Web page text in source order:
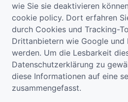
wie Sie sie deaktivieren
cookie policy. Dort erfahren
durch Cookies und Tracking-
Drittanbietern wie Google und
werden. Um die Lesbarkeit
Datenschutzerklärung zu
diese Informationen auf eine
zusammengefasst.